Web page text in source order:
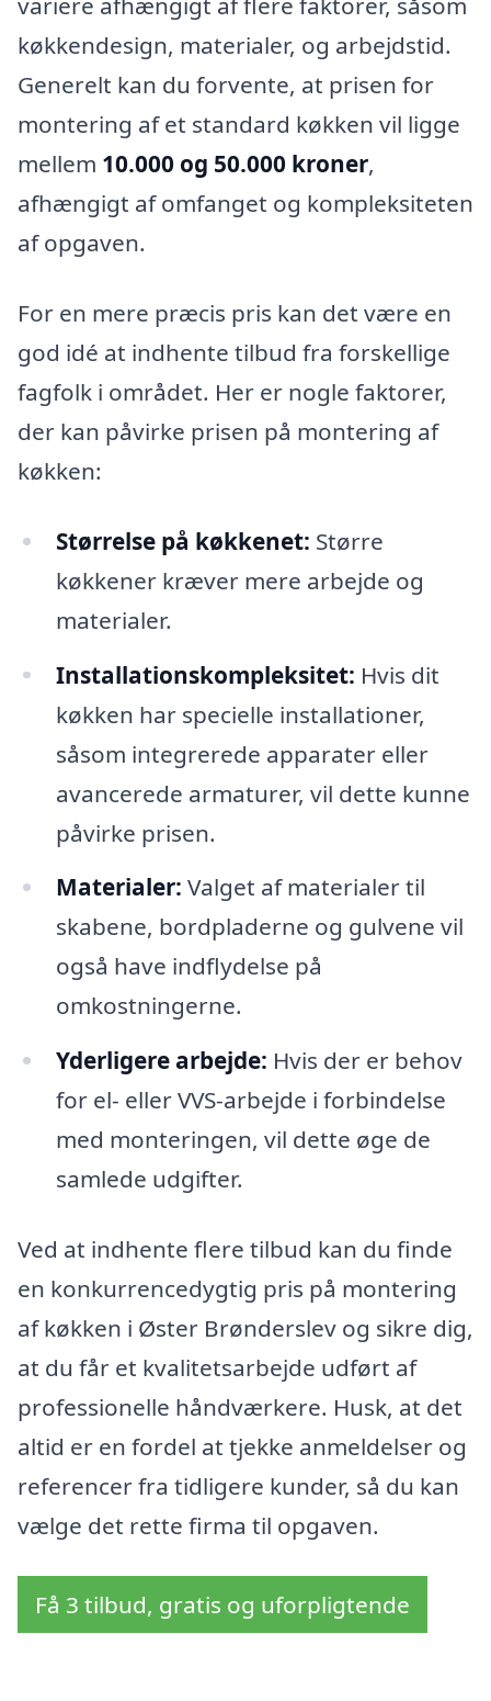
køkkendesign, materialer, og arbejdstid.
Generelt kan du forvente, at prisen for
montering af et standard køkken vil ligge
mellem 10.000 og 50.000 kroner,
afhængigt af omfanget og kompleksiteten
af opgaven.
For en mere præcis pris kan det være en
god idé at indhente tilbud fra forskellige
fagfolk i området. Her er nogle faktorer,
der kan påvirke prisen på montering af
køkken:
Størrelse på køkkenet: Større
køkkener kræver mere arbejde og
materialer.
Installationskompleksitet: Hvis dit
køkken har specielle installationer,
såsom integrerede apparater eller
avancerede armaturer, vil dette kunne
påvirke prisen.
Materialer: Valget af materialer til
skabene, bordpladerne og gulvene vil
også have indflydelse på
omkostningerne.
Yderligere arbejde: Hvis der er behov
for el- eller VVS-arbejde i forbindelse
med monteringen, vil dette øge de
samlede udgifter.
Ved at indhente flere tilbud kan du finde
en konkurrencedygtig pris på montering
af køkken i Øster Brønderslev og sikre dig,
at du får et kvalitetsarbejde udført af
professionelle håndværkere. Husk, at det
altid er en fordel at tjekke anmeldelser og
referencer fra tidligere kunder, så du kan
vælge det rette firma til opgaven.
Få 3 tilbud, gratis og uforpligtende